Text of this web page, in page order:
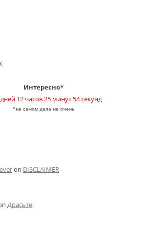
Интересно*
12 часов 25 минут 54 секунд
*на самом деле не очень
on DISCLAIMER
Драсьте